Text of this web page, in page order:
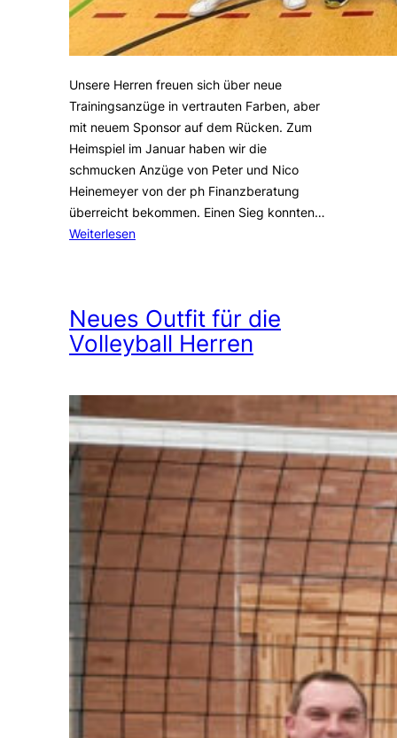
Unsere Herren freuen sich über neue
Trainingsanzüge in vertrauten Farben, aber
mit neuem Sponsor auf dem Rücken. Zum
Heimspiel im Januar haben wir die
schmucken Anzüge von Peter und Nico
Heinemeyer von der ph Finanzberatung
überreicht bekommen. Einen Sieg konnten…
Weiterlesen
Neues Outfit für die
Volleyball Herren